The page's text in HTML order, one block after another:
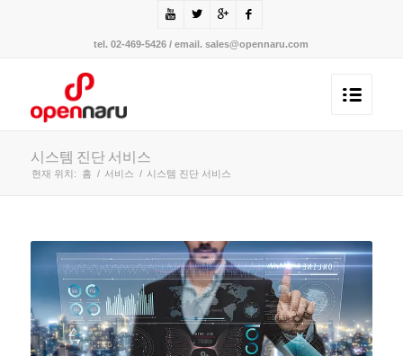
tel. 02-469-5426 / email. sales@opennaru.com
시스템 진단 서비스
현재 위치: 홈 / 서비스 / 시스템 진단 서비스